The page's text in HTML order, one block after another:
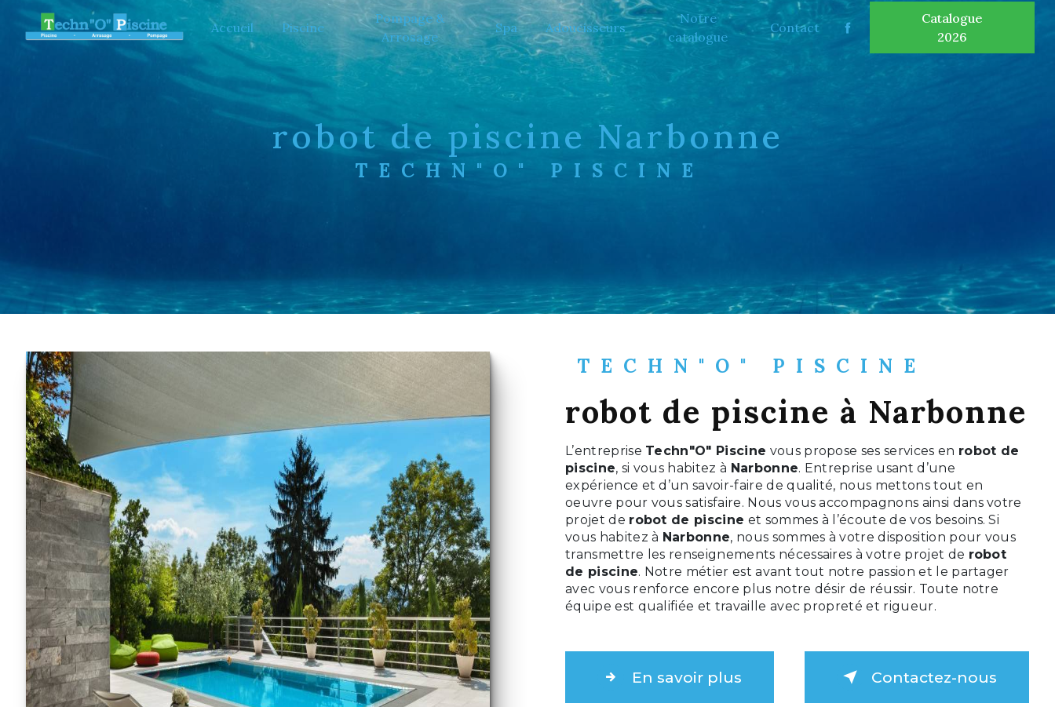
Accueil Piscine
Pompage &
Arrosage
Spa Adoucisseurs
Notre
catalogue
Contact
Catalogue
2026
robot de piscine Narbonne
TECHN"O" PISCINE
TECHN"O" PISCINE
robot de piscine à Narbonne
L’entreprise Techn"O" Piscine vous propose ses services en robot de
piscine, si vous habitez à Narbonne. Entreprise usant d’une
expérience et d’un savoir-faire de qualité, nous mettons tout en
oeuvre pour vous satisfaire. Nous vous accompagnons ainsi dans votre
projet de robot de piscine et sommes à l’écoute de vos besoins. Si
vous habitez à Narbonne, nous sommes à votre disposition pour vous
transmettre les renseignements nécessaires à votre projet de robot
de piscine. Notre métier est avant tout notre passion et le partager
avec vous renforce encore plus notre désir de réussir. Toute notre
équipe est qualifiée et travaille avec propreté et rigueur.
En savoir plus Contactez-nous
Panneau de gestion des cookies